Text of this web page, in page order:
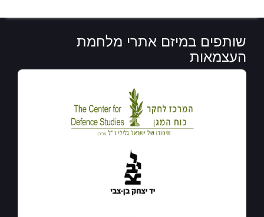
שותפים במיזם אתרי מלחמת
העצמאות